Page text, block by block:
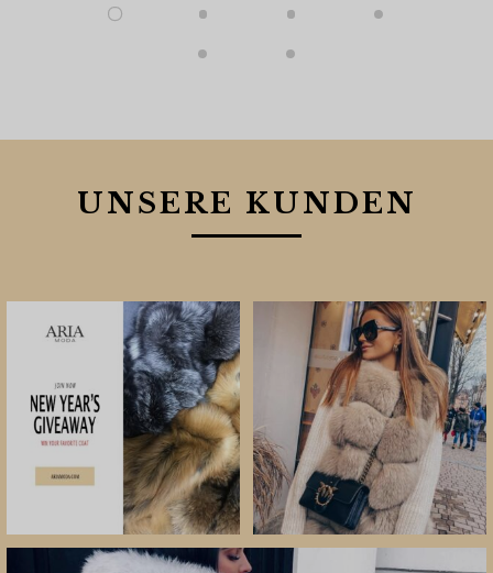
UNSERE KUNDEN